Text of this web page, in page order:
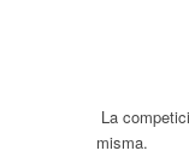
La
misma.